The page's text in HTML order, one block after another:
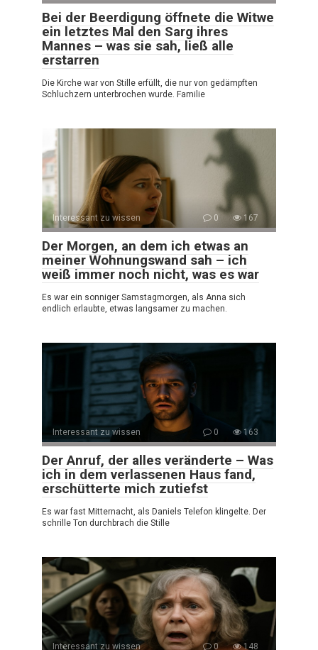
Bei der Beerdigung öffnete die Witwe
ein letztes Mal den Sarg ihres
Mannes – was sie sah, ließ alle
erstarren
Die Kirche war von Stille erfüllt, die nur von gedämpften
Schluchzern unterbrochen wurde. Familie
Interessant zu wissen 0 167
Der Morgen, an dem ich etwas an
meiner Wohnungswand sah – ich
weiß immer noch nicht, was es war
Es war ein sonniger Samstagmorgen, als Anna sich
endlich erlaubte, etwas langsamer zu machen.
Interessant zu wissen 0 163
Der Anruf, der alles veränderte – Was
ich in dem verlassenen Haus fand,
erschütterte mich zutiefst
Es war fast Mitternacht, als Daniels Telefon klingelte. Der
schrille Ton durchbrach die Stille
Interessant zu wissen 0 148